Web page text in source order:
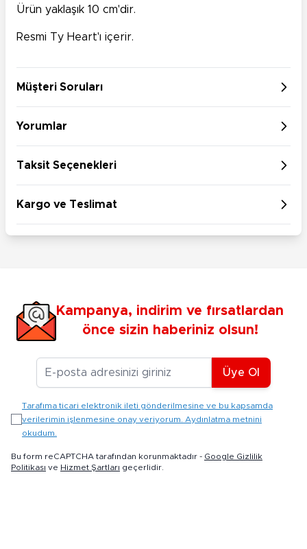
Ürün yaklaşık 10 cm'dir.
Resmi Ty Heart'ı içerir.
Müşteri Soruları
Yorumlar
Taksit Seçenekleri
Kargo ve Teslimat
Kampanya, indirim ve fırsatlardan
önce sizin haberiniz olsun!
E-posta Adresiniz
Üye Ol
Tarafıma ticari elektronik ileti gönderilmesine ve bu kapsamda
verilerimin işlenmesine onay veriyorum. Aydınlatma metnini
okudum.
Bu form reCAPTCHA tarafından korunmaktadır - Google Gizlilik
Politikası ve Hizmet Şartları geçerlidir.